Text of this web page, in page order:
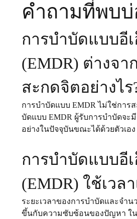
คำถามที่พบบ่
การบำบัดแบบอี
(EMDR) ต่างจา
สะกดจิตอย่างไร
การบําบัดแบบ EMDR ไม่ใช่การ
บัดแบบ EMDR ผู้รับการบำบัดจะ
อย่างในปัจจุบันขณะได้ด้วยตัวเอง
การบำบัดแบบอี
(EMDR) ใช้เวล
ระยะเวลาของการบําบัดและจํา
ขึ้นกับความซับซ้อนของปัญหา ใ